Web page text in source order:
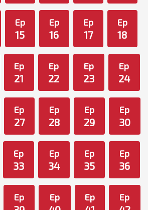
Ep
15
Ep
16
Ep
17
Ep
18
Ep
21
Ep
22
Ep
23
Ep
24
Ep
27
Ep
28
Ep
29
Ep
30
Ep
33
Ep
34
Ep
35
Ep
36
Ep Ep Ep Ep